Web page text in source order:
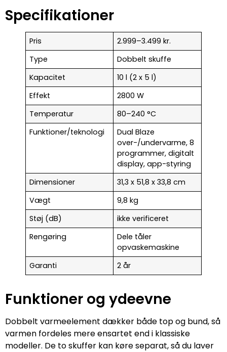
Specifikationer
Pris
2.999–3.499 kr.
Type
Dobbelt skuffe
Kapacitet
10 l (2 x 5 l)
Effekt
2800 W
Temperatur
80–240 °C
Funktioner/teknologi
Dual Blaze
over-/undervarme, 8
programmer, digitalt
display, app-styring
Dimensioner
31,3 x 51,8 x 33,8 cm
Vægt
9,8 kg
Støj (dB)
ikke verificeret
Rengøring
Dele tåler
opvaskemaskine
Garanti
2 år
Funktioner og ydeevne
Dobbelt varmeelement dækker både top og bund, så
varmen fordeles mere ensartet end i klassiske
modeller. De to skuffer kan køre separat, så du laver